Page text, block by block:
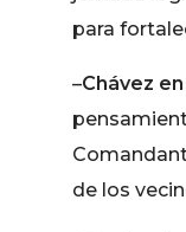
para
–Chávez
de los